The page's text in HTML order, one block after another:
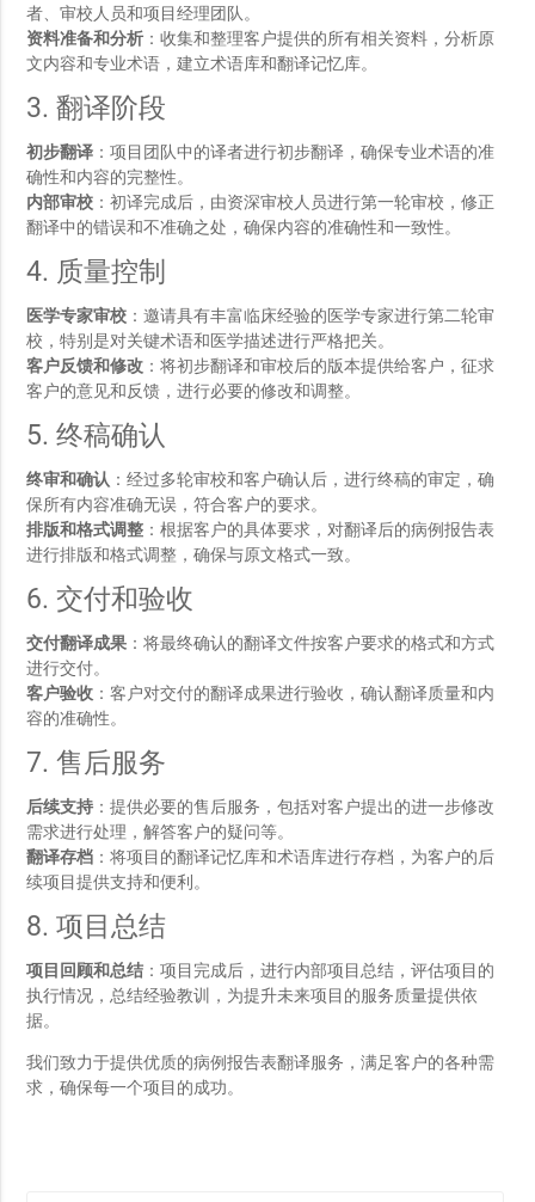
者、审校人员和项目经理团队。
资料准备和分析 ：收集和整理客户提供的所有相关资料，分析原
文内容和专业术语，建立术语库和翻译记忆库。
3. 翻译阶段
初步翻译 ：项目团队中的译者进行初步翻译，确保专业术语的准
确性和内容的完整性。
内部审校 ：初译完成后，由资深审校人员进行第一轮审校，修正
翻译中的错误和不准确之处，确保内容的准确性和一致性。
4. 质量控制
医学专家审校 ：邀请具有丰富临床经验的医学专家进行第二轮审
校，特别是对关键术语和医学描述进行严格把关。
客户反馈和修改 ：将初步翻译和审校后的版本提供给客户，征求
客户的意见和反馈，进行必要的修改和调整。
5. 终稿确认
终审和确认 ：经过多轮审校和客户确认后，进行终稿的审定，确
保所有内容准确无误，符合客户的要求。
排版和格式调整 ：根据客户的具体要求，对翻译后的病例报告表
进行排版和格式调整，确保与原文格式一致。
6. 交付和验收
交付翻译成果 ：将最终确认的翻译文件按客户要求的格式和方式
进行交付。
客户验收 ：客户对交付的翻译成果进行验收，确认翻译质量和内
容的准确性。
7. 售后服务
后续支持 ：提供必要的售后服务，包括对客户提出的进一步修改
需求进行处理，解答客户的疑问等。
翻译存档 ：将项目的翻译记忆库和术语库进行存档，为客户的后
续项目提供支持和便利。
8. 项目总结
项目回顾和总结 ：项目完成后，进行内部项目总结，评估项目的
执行情况，总结经验教训，为提升未来项目的服务质量提供依
据。
我们致力于提供优质的病例报告表翻译服务，满足客户的各种需
求，确保每一个项目的成功。